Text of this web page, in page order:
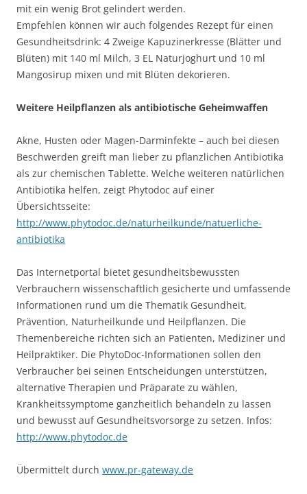
mit ein wenig Brot gelindert werden.
Empfehlen können wir auch folgendes Rezept für einen
Gesundheitsdrink: 4 Zweige Kapuzinerkresse (Blätter und
Blüten) mit 140 ml Milch, 3 EL Naturjoghurt und 10 ml
Mangosirup mixen und mit Blüten dekorieren.
Weitere Heilpflanzen als antibiotische Geheimwaffen
Akne, Husten oder Magen-Darminfekte – auch bei diesen
Beschwerden greift man lieber zu pflanzlichen Antibiotika
als zur chemischen Tablette. Welche weiteren natürlichen
Antibiotika helfen, zeigt Phytodoc auf einer
Übersichtsseite:
http://www.phytodoc.de/naturheilkunde/natuerliche-
antibiotika
Das Internetportal bietet gesundheitsbewussten
Verbrauchern wissenschaftlich gesicherte und umfassende
Informationen rund um die Thematik Gesundheit,
Prävention, Naturheilkunde und Heilpflanzen. Die
Themenbereiche richten sich an Patienten, Mediziner und
Heilpraktiker. Die PhytoDoc-Informationen sollen den
Verbraucher bei seinen Entscheidungen unterstützen,
alternative Therapien und Präparate zu wählen,
Krankheitssymptome ganzheitlich behandeln zu lassen
und bewusst auf Gesundheitsvorsorge zu setzen. Infos:
http://www.phytodoc.de
Übermittelt durch www.pr-gateway.de